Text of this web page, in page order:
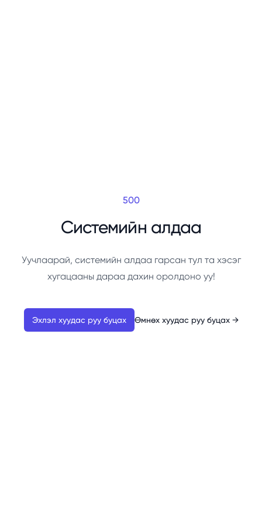
500
Системийн алдаа
Уучлаарай, системийн алдаа гарсан тул та хэсэг
хугацааны дараа дахин оролдоно уу!
Эхлэл хуудас руу буцах Өмнөх хуудас руу буцах →